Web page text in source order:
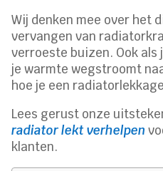
Wij denken mee over het
vervangen van
verroeste buizen. Ook
je warmte wegstroomt
hoe je een
Lees gerust onze
radiator lekt verhelpen
klanten.